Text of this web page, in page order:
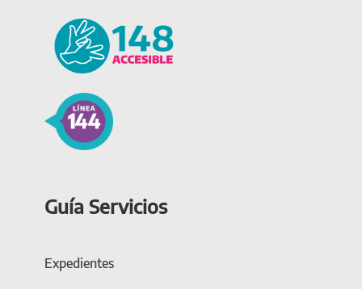
Guía Servicios
Expedientes